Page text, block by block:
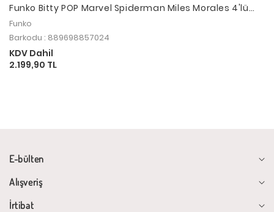
Funko Bitty POP Marvel Spiderman Miles Morales 4'lü
Paket Chase
Funko
Barkodu : 889698857024
KDV Dahil
2.199,90 TL
E-bülten
Alışveriş
İrtibat